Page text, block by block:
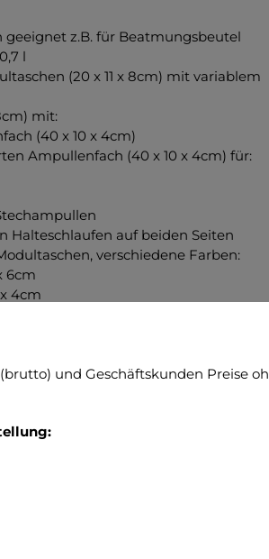
z.B. für Beatmungsbeutel
l
(20 x 11 x 8cm) mit variablem
mit:
(40 x 10 x 4cm)
Ampullenfach (40 x 10 x 4cm) für:
Halteschlaufen auf beiden Seiten
verschiedene Farben:
6cm
4cm
x 4cm
System
ein GEL Kühlpack,
und Geschäftskunden Preise